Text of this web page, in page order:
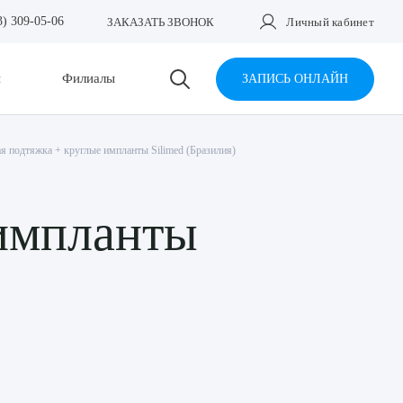
309-05-06 ЗАКАЗАТЬ ЗВОНОК Личный кабинет
Филиалы ЗАПИСЬ ОНЛАЙН
подтяжка + круглые импланты Silimed (Бразилия)